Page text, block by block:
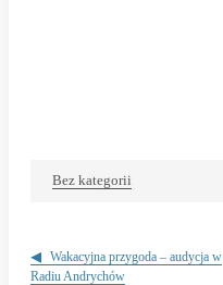
Bez kategorii
wpisu
Wakacyjna przygoda – audycja w
Radiu Andrychów